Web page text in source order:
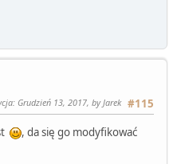
#115
: Grudzień 13, 2017, by Jarek
, da się go modyfikować